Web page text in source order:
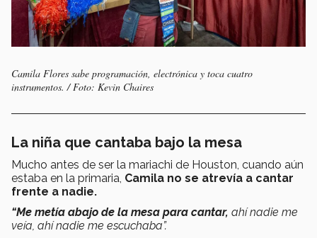
Camila Flores sabe programación, electrónica y toca cuatro
instrumentos. / Foto: Kevin Chaires
La niña que cantaba bajo la mesa
Mucho antes de ser la mariachi de Houston, cuando aún
estaba en la primaria, Camila no se atrevía a cantar
frente a nadie.
“Me metía abajo de la mesa para cantar, ahí nadie me
veía, ahí nadie me escuchaba”.